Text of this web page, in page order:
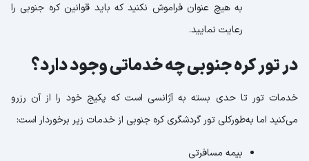
به هیچ عنوان فراموش نکنید که باید قوانین کره جنوبی را
رعایت نمایید.
در تور کره جنوبی چه خدماتی وجود دارد؟
خدمات تور تا حدی بسته به آژانسی است که پکیج خود را از آن رزرو
می‌کنید اما به‌طورکلی تور گردشگری کره جنوبی از خدمات زیر برخوردار است:
بیمه مسافرتی